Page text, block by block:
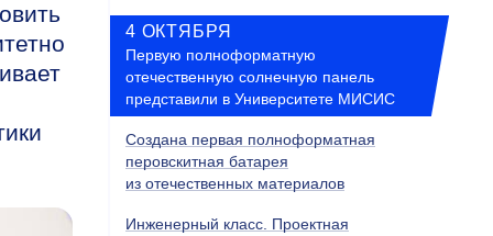
4 ОКТЯБРЯ
Первую полноформатную
отечественную солнечную панель
представили в Университете МИСИС
Создана первая полноформатная
перовскитная батарея
из отечественных материалов
Инженерный класс. Проектная